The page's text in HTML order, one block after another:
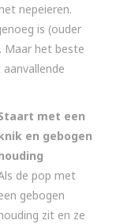
nepeieren.
is (ouder
Maar het beste
met een
en gebogen
de pop met
gebogen
zit en ze